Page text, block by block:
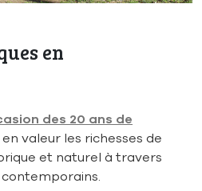
en
des 20 ans de
valeur les richesses de
et naturel à travers